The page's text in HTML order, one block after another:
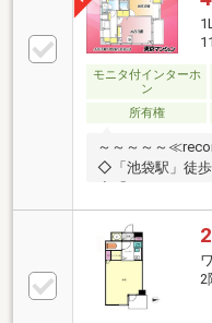
モニタ付インターホ
ン
所有権
～～～～～
◇「池袋駅」徒歩
ン！◇生活をよ
分！◇自宅兼オ
る空間◇オート
～～～～～～～
0円から購入可!
数、住宅ローン
2